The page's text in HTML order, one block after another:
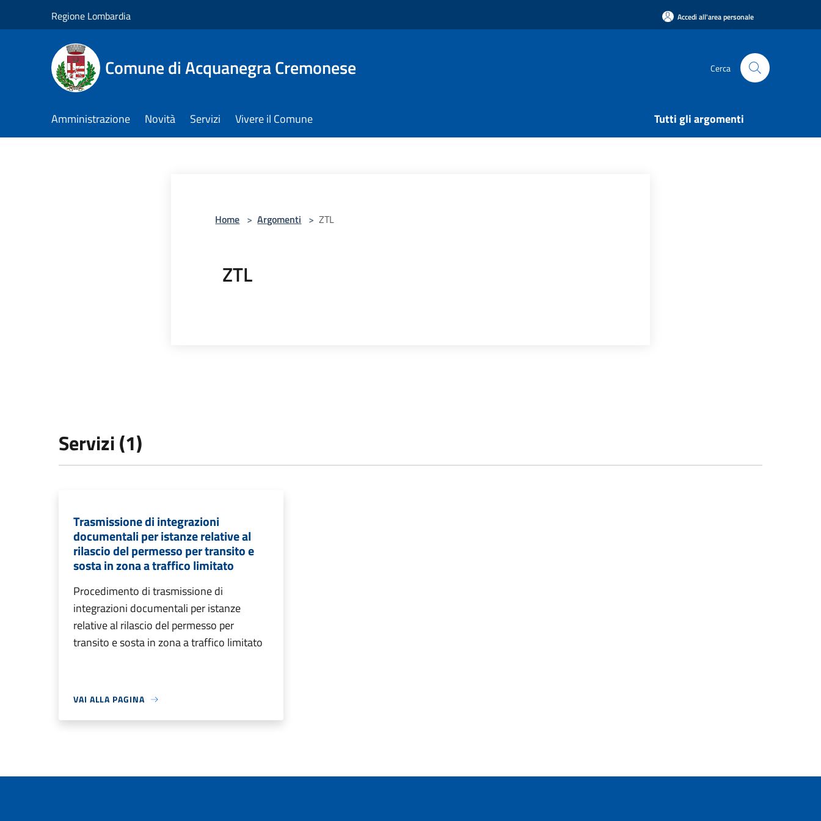
Regione Lombardia Accedi all'area personale
Comune di Acquanegra Cremonese Cerca
Amministrazione Novità Servizi Vivere il Comune Tutti gli argomenti
Home > Argomenti > ZTL
ZTL
Servizi (1)
Trasmissione di integrazioni
documentali per istanze relative al
rilascio del permesso per transito e
sosta in zona a traffico limitato
Procedimento di trasmissione di
integrazioni documentali per istanze
relative al rilascio del permesso per
transito e sosta in zona a traffico limitato
VAI ALLA PAGINA